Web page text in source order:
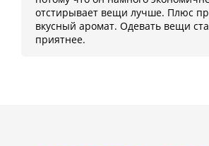
отстирывает вещи лучше. Плюс
вкусный аромат. Одевать вещи
приятнее.